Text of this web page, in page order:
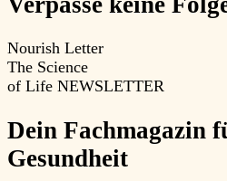
Nourish Letter
The Science
of Life NEWSLETTER
Dein Fachmagazin
Gesundheit